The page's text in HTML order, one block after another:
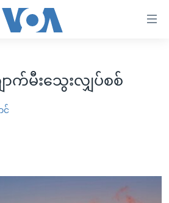
လွန်
မီးသွေးလျှပ်စစ်
င်